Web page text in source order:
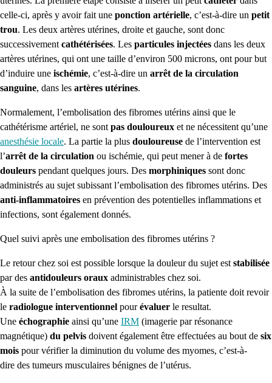
celle-ci, après y avoir fait une ponction artérielle, c’est-à-dire un petit
trou. Les deux artères utérines, droite et gauche, sont donc
successivement cathétérisées. Les particules injectées dans les deux
artères utérines, qui ont une taille d’environ 500 microns, ont pour but
d’induire une ischémie, c’est-à-dire un arrêt de la circulation
sanguine, dans les artères utérines.
Normalement, l’embolisation des fibromes utérins ainsi que le
cathétérisme artériel, ne sont pas douloureux et ne nécessitent qu’une
anesthésie locale. La partie la plus douloureuse de l’intervention est
l’arrêt de la circulation ou ischémie, qui peut mener à de fortes
douleurs pendant quelques jours. Des morphiniques sont donc
administrés au sujet subissant l’embolisation des fibromes utérins. Des
anti-inflammatoires en prévention des potentielles inflammations et
infections, sont également donnés.
Quel suivi après une embolisation des fibromes utérins ?
Le retour chez soi est possible lorsque la douleur du sujet est stabilisée
par des antidouleurs oraux administrables chez soi.
À la suite de l’embolisation des fibromes utérins, la patiente doit revoir
le radiologue interventionnel pourévaluer le resultat.
Une échographie ainsi qu’une IRM (imagerie par résonance
magnétique) du pelvis doivent également être effectuées au bout de six
mois pour vérifier la diminution du volume des myomes, c’est-à-
dire des tumeurs musculaires bénignes de l’utérus.